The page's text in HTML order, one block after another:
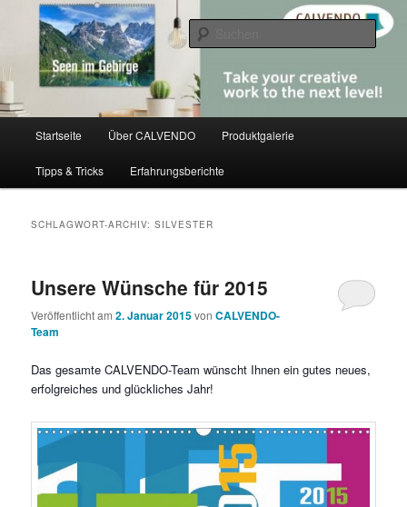
primären
springen
sekundären
springenCALVENDO
share creativity
Startseite Über CALVENDO Produktgalerie
Tipps & Tricks Erfahrungsberichte
SCHLAGWORT-ARCHIV:SILVESTER
Unsere Wünsche für 2015
Veröffentlicht am2. Januar 2015vonCALVENDO-
Team
Das gesamte CALVENDO-Team wünscht Ihnen ein gutes neues,
erfolgreiches und glückliches Jahr!